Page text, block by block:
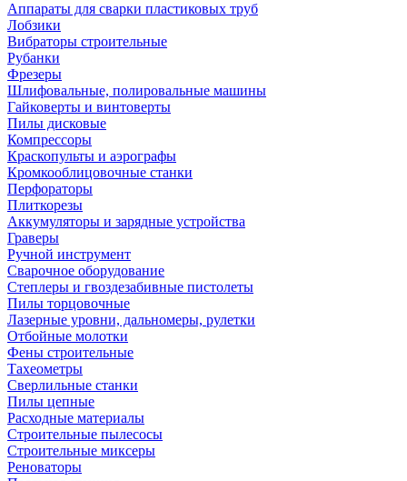
Аппараты для сварки пластиковых труб
Лобзики
Вибраторы строительные
Рубанки
Фрезеры
Шлифовальные, полировальные машины
Гайковерты и винтоверты
Пилы дисковые
Компрессоры
Краскопульты и аэрографы
Кромкооблицовочные станки
Перфораторы
Плиткорезы
Аккумуляторы и зарядные устройства
Граверы
Ручной инструмент
Сварочное оборудование
Степлеры и гвоздезабивные пистолеты
Пилы торцовочные
Лазерные уровни, дальномеры, рулетки
Отбойные молотки
Фены строительные
Тахеометры
Сверлильные станки
Пилы цепные
Расходные материалы
Строительные пылесосы
Строительные миксеры
Реноваторы